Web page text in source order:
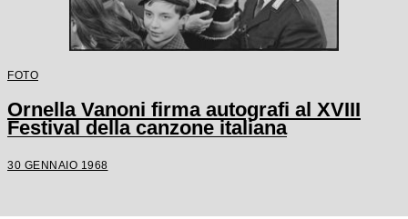
FOTO
Ornella Vanoni firma autografi al XVIII
Festival della canzone italiana
30 GENNAIO 1968